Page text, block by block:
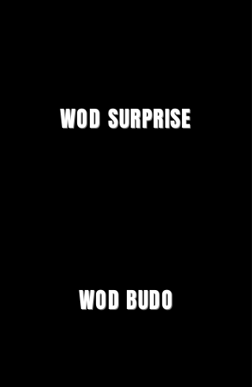
WOD SURPRISE
WOD BUDO